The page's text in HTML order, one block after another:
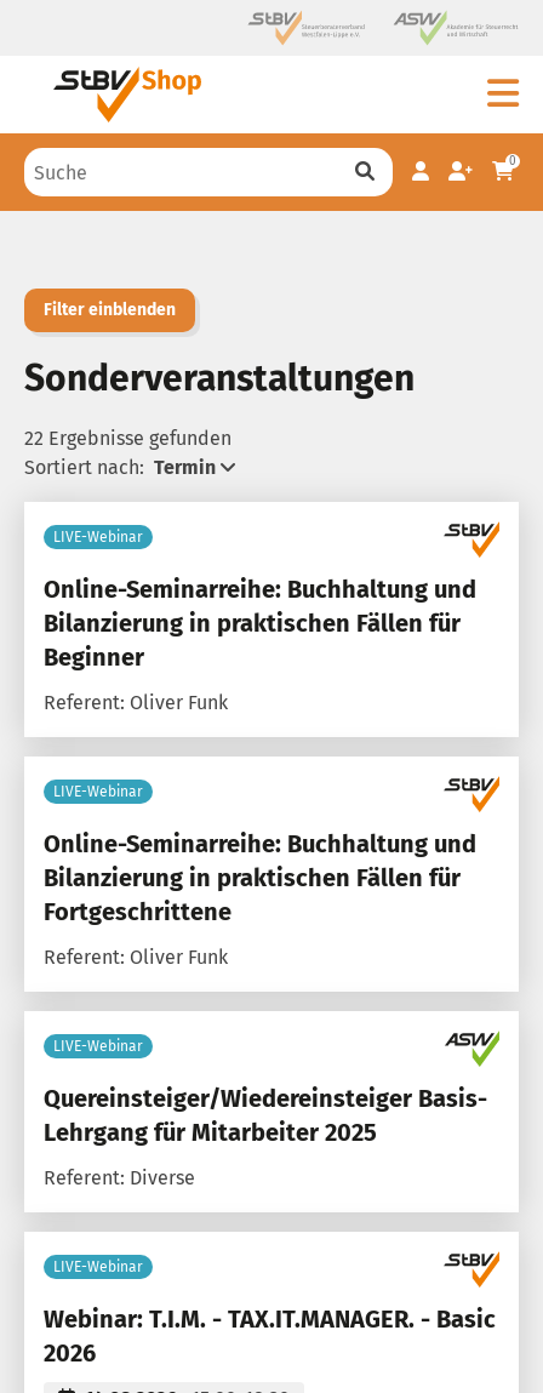
0
Filter einblenden
Sonderveranstaltungen
22 Ergebnisse gefunden
Sortiert nach: Termin
LIVE-Webinar
Online-Seminarreihe: Buchhaltung und
Bilanzierung in praktischen Fällen für
Beginner
Referent: Oliver Funk
LIVE-Webinar
Online-Seminarreihe: Buchhaltung und
Bilanzierung in praktischen Fällen für
Fortgeschrittene
Referent: Oliver Funk
LIVE-Webinar
Quereinsteiger/Wiedereinsteiger Basis-
Lehrgang für Mitarbeiter 2025
Referent: Diverse
LIVE-Webinar
Webinar: T.I.M. - TAX.IT.MANAGER. - Basic
2026